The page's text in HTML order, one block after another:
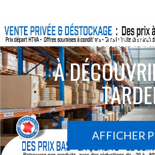
ACTIONS
À
AFFICHER